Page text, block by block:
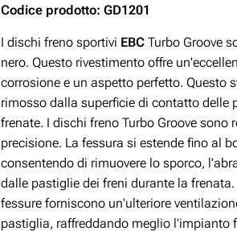
Codice prodotto: GD1201
I dischi freno sportivi EBCTurbo Groove
nero. Questo rivestimento offre
corrosione e un aspetto perfetto. Questo
rimosso dalla superficie di contatto delle
frenate. I dischi freno Turbo Groove sono
precisione. La fessura si estende fino al
consentendo di rimuovere lo sporco,
dalle pastiglie dei freni durante la
fessure forniscono un'ulteriore
pastiglia, raffreddando meglio l'impianto